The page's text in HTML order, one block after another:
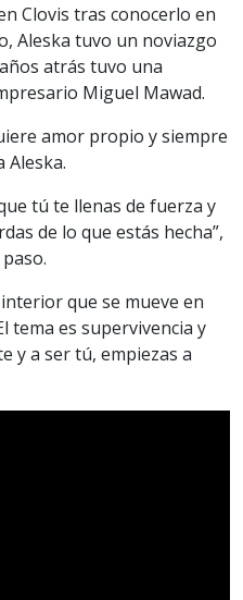
Clovis tras conocerlo en
Aleska tuvo un noviazgo
atrás tuvo una
Miguel Mawad.
amor propio y siempre
Aleska.
tú te llenas de fuerza y
de lo que estás hecha”,
que se mueve en
tema es supervivencia y
y a ser tú, empiezas a